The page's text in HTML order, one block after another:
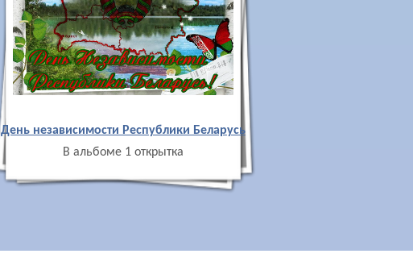
День независимости Республики Беларусь
В альбоме 1 открытка